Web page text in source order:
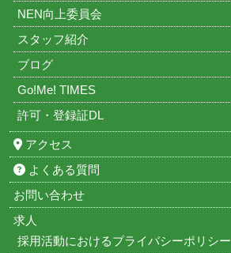
NEN向上委員会
スタッフ紹介
ブログ
Go!Me! TIMES
許可・登録証DL
アクセス
よくある質問
お問い合わせ
求人
採用活動におけるプライバシーポリシー